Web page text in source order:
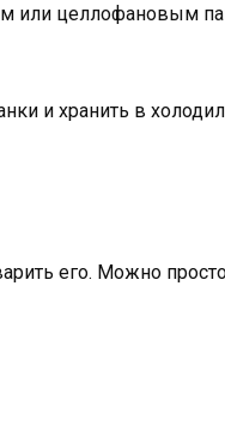
или целлофановым
и хранить в
его. Можно